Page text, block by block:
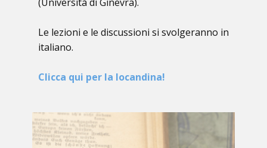
Le lezioni e le discussioni si svolgeranno in
italiano.
Clicca qui per la locandina!